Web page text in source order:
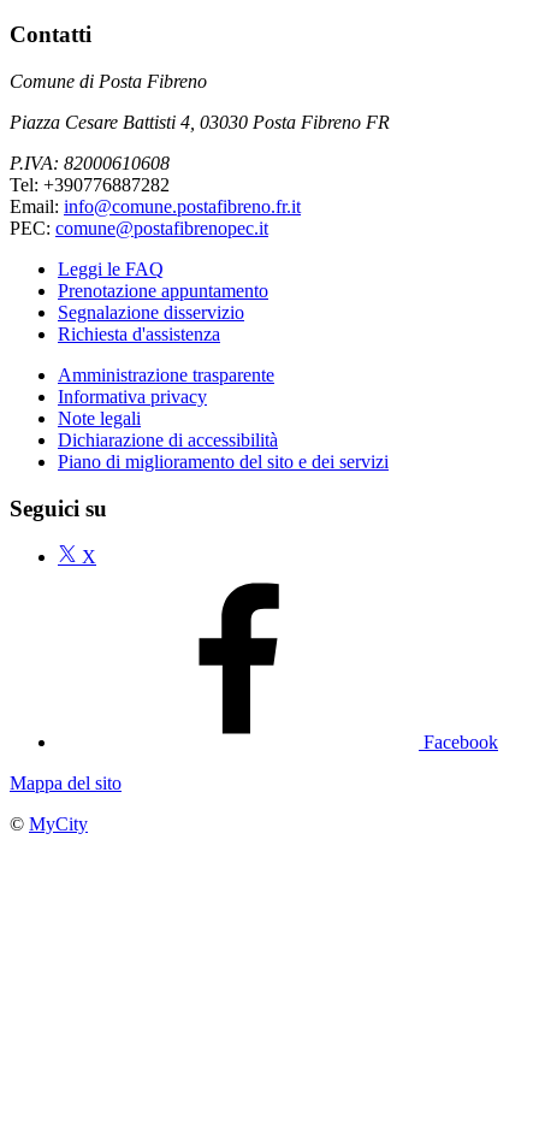
Contatti
Comune di Posta Fibreno
Piazza Cesare Battisti 4, 03030 Posta Fibreno FR
P.IVA: 82000610608
Tel: +390776887282
Email: info@comune.postafibreno.fr.it
PEC: comune@postafibrenopec.it
Leggi le FAQ
Prenotazione appuntamento
Segnalazione disservizio
Richiesta d'assistenza
Amministrazione trasparente
Informativa privacy
Note legali
Dichiarazione di accessibilità
Piano di miglioramento del sito e dei servizi
Seguici su
X
Facebook
Mappa del sito
© MyCity